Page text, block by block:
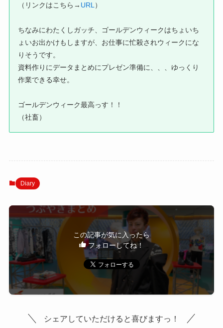
（リンクはこちら→ URL ）
ちなみにわたくしガッチ、ゴールデンウィークはちょいち
ょいお出かけもしますが、お仕事に忙殺されウィークにな
りそうです。
資料作りにデータまとめにプレゼン準備に、、、ゆっくり
作業できる幸せ。
ゴールデンウィーク最高っす！！
（社畜）
Diary
この記事が気に入ったら
フォローしてね！
シェアしていただけると喜びますっ！